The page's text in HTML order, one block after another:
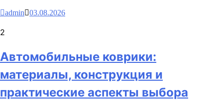
admin 03.08.2026
2
Автомобильные коврики:
материалы, конструкция и
практические аспекты выбора